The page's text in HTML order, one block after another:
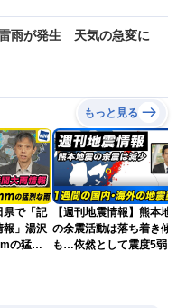
雨が発生 天気の急変に
もっと見る
県で「記
報」湯沢
の猛烈
【週刊地震情報】熊本地
の余震活動は落ち着き傾
も…依然として震度5弱警